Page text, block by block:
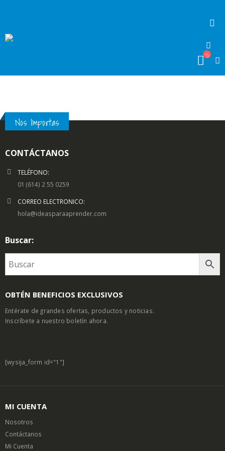
Nos Importas
CONTÁCTANOS
TELÉFONO:
01 (614) 2 55 0259
CORREO ELECTRONICO:
hola@ideasparaaprender.com
Buscar:
OBTÉN BENEFICIOS EXCLUSIVOS
Entérate de grandes ofertas, productos y noticias.
Inscríbete a nuestro boletín ahora.
[wysija_form id="1"]
MI CUENTA
Nosotros
Contáctanos
Mi Cuenta